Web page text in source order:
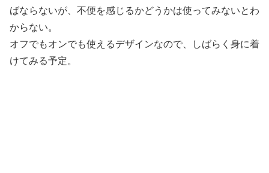
ばならないが、不便を感じるかどうかは使ってみないとわ
からない。
オフでもオンでも使えるデザインなので、しばらく身に着
けてみる予定。